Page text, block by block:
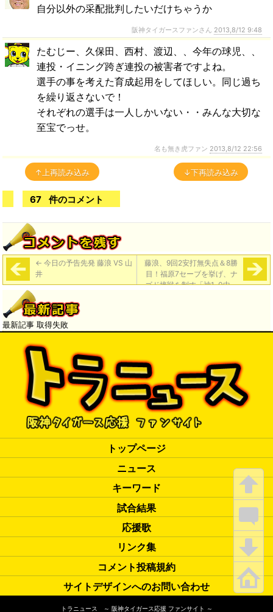
自分以外の采配批判したいだけちゃうか
阪神タイガースファンさん 2013,8/12 9:48
たむじー、久保田、西村、渡辺、、今年の球児、、
連投・イニング跨ぎ連投の被害者ですよね。
選手の事を考えた育成起用をしてほしい。同じ過ち
を繰り返さないで！
それぞれの選手は一人しかいない・・みんな大切な
至宝でっせ。
名も無き虎ファン 2013,8/12 22:56
↑上再読み込み ↓下再読み込み
67 件のコメント
← 今日の予告先発 藤浪 VS 山
井
藤浪、9回2安打無失点＆8勝
目！福原7セーブを挙げ、ナ
ゴド接戦を制す「神1-0中」
最新記事 取得失敗
トップページ
ニュース
キーワード
試合結果
応援歌
リンク集
コメント投稿規約
サイトデザインへのお問い合わせ
トラニュース ～ 阪神タイガース応援 ファンサイト ～